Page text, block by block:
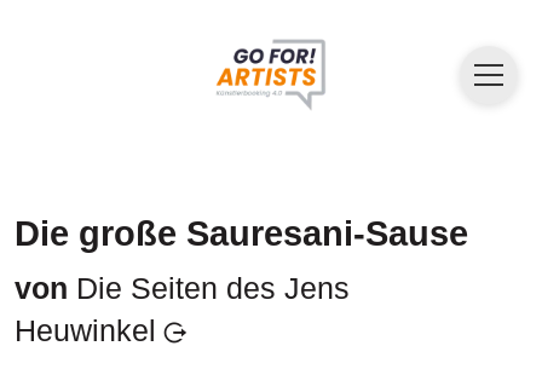
Die große Sauresani-Sause
von Die Seiten des Jens
Heuwinkel